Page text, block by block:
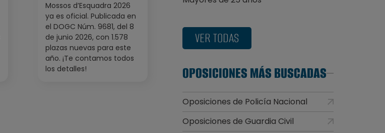
Mossos d’Esquadra 2026
ya es oficial. Publicada en
el DOGC Núm. 9681, del 8
de junio 2026, con 1.578
plazas nuevas para este
año. ¡Te contamos todos
los detalles!
VER TODAS
OPOSICIONES MÁS BUSCADAS
Oposiciones de Policía Nacional
Oposiciones de Guardia Civil